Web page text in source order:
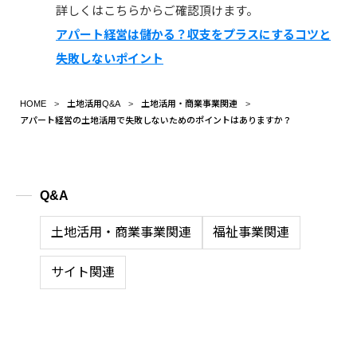
詳しくはこちらからご確認頂けます。
アパート経営は儲かる？収支をプラスにするコツと
失敗しないポイント
HOME 土地活用Q&A
土地活用・商業事業関連
アパート経営の土地活用で失敗しないためのポイントはありますか？
Q&A
土地活用・商業事業関連 福祉事業関連
サイト関連